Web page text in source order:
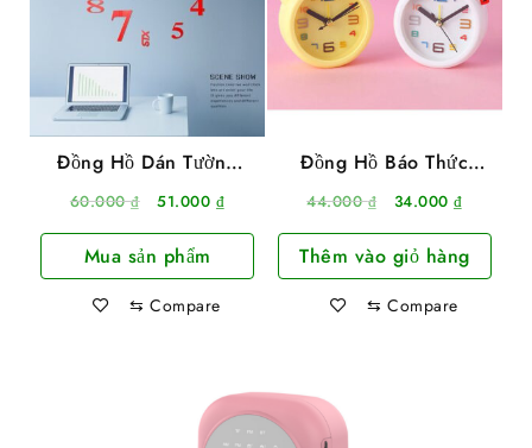
Đồng Hồ Dán Tường
Cao Cấp
60.000₫
Giá
là:
60.000 ₫.
51.000 ₫Giá
là:
Mua sản phẩm
⇆ Compare
Đồng Hồ Báo Thức
Hình Mèo Thần Tài May
Mắn
44.000₫
Giá
là:
44.000 ₫.
34.000₫Giá
tại
là:
Thêm vào giỏ hàng
⇆ Compare